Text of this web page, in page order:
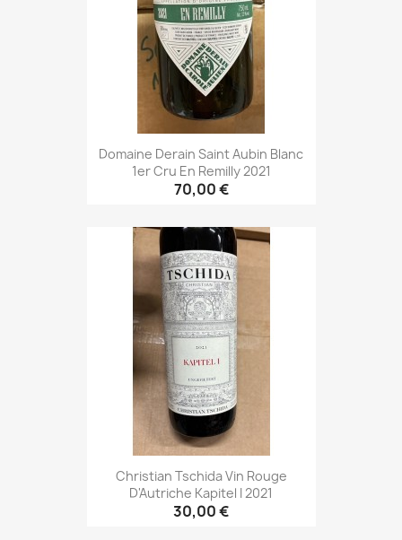
Domaine Derain Saint Aubin Blanc
1er Cru En Remilly 2021
70,00 €
Christian Tschida Vin Rouge
D'Autriche Kapitel I 2021
30,00 €